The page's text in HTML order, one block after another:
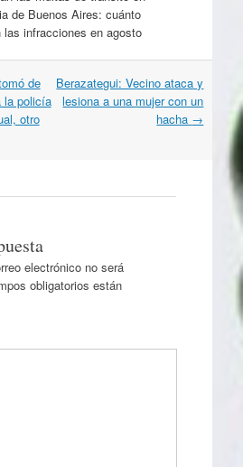
de Buenos Aires: cuánto
las infracciones en agosto
de
la policía
otro
Berazategui: Vecino ataca y
lesiona a una mujer con un
hacha →
electrónico no será
obligatorios están